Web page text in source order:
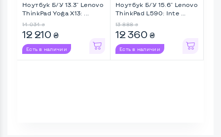
Ноутбук Б/У 13.3" Lenovo
ThinkPad Yoga X13: ...
14 034 ₴
12 210 ₴
Есть в наличии
Ноутбук Б/У 15.6" Lenovo
ThinkPad L590: Inte ...
13 888 ₴
12 360 ₴
Есть в наличии